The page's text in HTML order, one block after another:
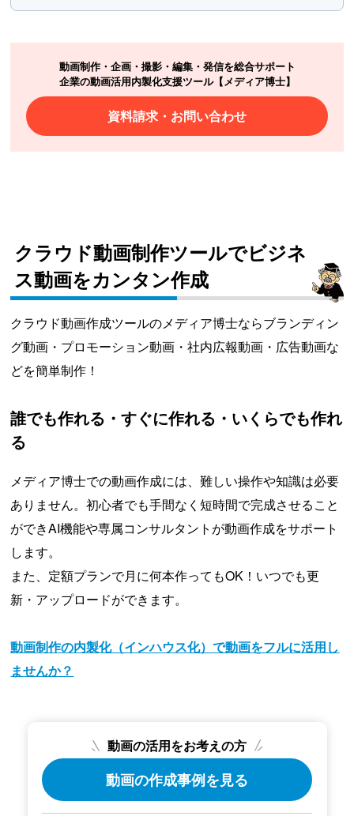
動画制作・企画・撮影・編集・発信を総合サポート
企業の動画活用内製化支援ツール【メディア博士】
資料請求・お問い合わせ
クラウド動画制作ツールでビジネ
ス動画をカンタン作成
クラウド動画作成ツールのメディア博士ならブランディン
グ動画・プロモーション動画・社内広報動画・広告動画な
どを簡単制作！
誰でも作れる・すぐに作れる・いくらでも作れ
る
メディア博士での動画作成には、難しい操作や知識は必要
ありません。初心者でも手間なく短時間で完成させること
ができAI機能や専属コンサルタントが動画作成をサポート
します。
また、定額プランで月に何本作ってもOK！いつでも更
新・アップロードができます。
動画制作の内製化（インハウス化）で動画をフルに活用し
ませんか？
動画の活用をお考えの方
動画の作成事例を見る